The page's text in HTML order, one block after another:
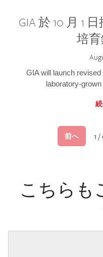
GIA 於 10 月 1
培
GIA will launch
laboratory-
前へ 1
こちらも